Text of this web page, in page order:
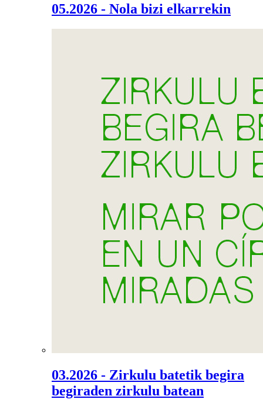
05.2026 - Nola bizi elkarrekin
03.2026 - Zirkulu batetik begira
begiraden zirkulu batean